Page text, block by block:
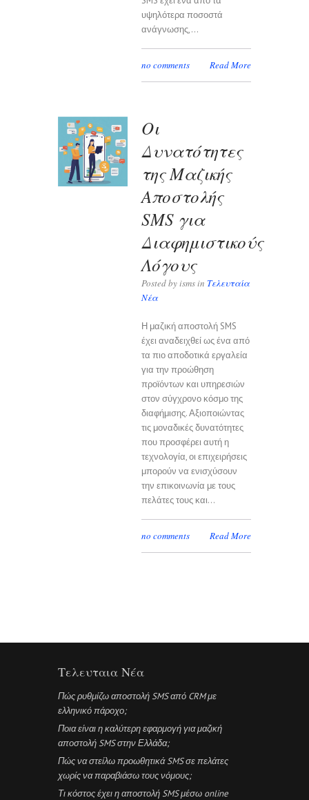
υψηλότερα ποσοστά
ανάγνωσης,...
no comments Read More
Οι
Δυνατότητες
της Μαζικής
Αποστολής
SMS για
Διαφημιστικούς
Λόγους
Posted by isms in Τελευταία
Νέα
Η μαζική αποστολή SMS
έχει αναδειχθεί ως ένα από
τα πιο αποδοτικά εργαλεία
για την προώθηση
προϊόντων και υπηρεσιών
στον σύγχρονο κόσμο της
διαφήμισης. Αξιοποιώντας
τις μοναδικές δυνατότητες
που προσφέρει αυτή η
τεχνολογία, οι επιχειρήσεις
μπορούν να ενισχύσουν
την επικοινωνία με τους
πελάτες τους και...
no comments Read More
Τελευταια Νέα
Πώς ρυθμίζω αποστολή SMS από CRM με
ελληνικό πάροχο;
Ποια είναι η καλύτερη εφαρμογή για μαζική
αποστολή SMS στην Ελλάδα;
Πώς να στείλω προωθητικά SMS σε πελάτες
χωρίς να παραβιάσω τους νόμους;
Τι κόστος έχει η αποστολή SMS μέσω online